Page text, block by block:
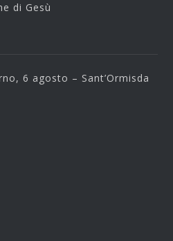
di Gesù
6 agosto – Sant’Ormisda